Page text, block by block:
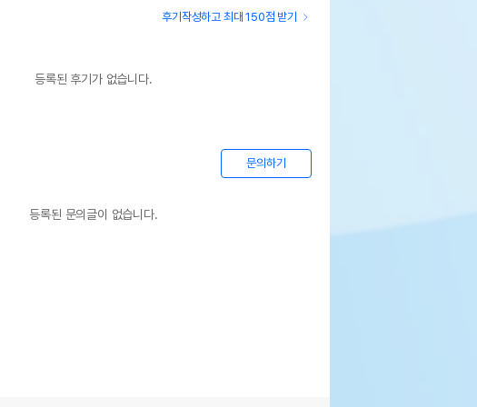
후기작성하고 최대 150점 받기
등록된 후기가 없습니다.
문의하기
등록된 문의글이 없습니다.